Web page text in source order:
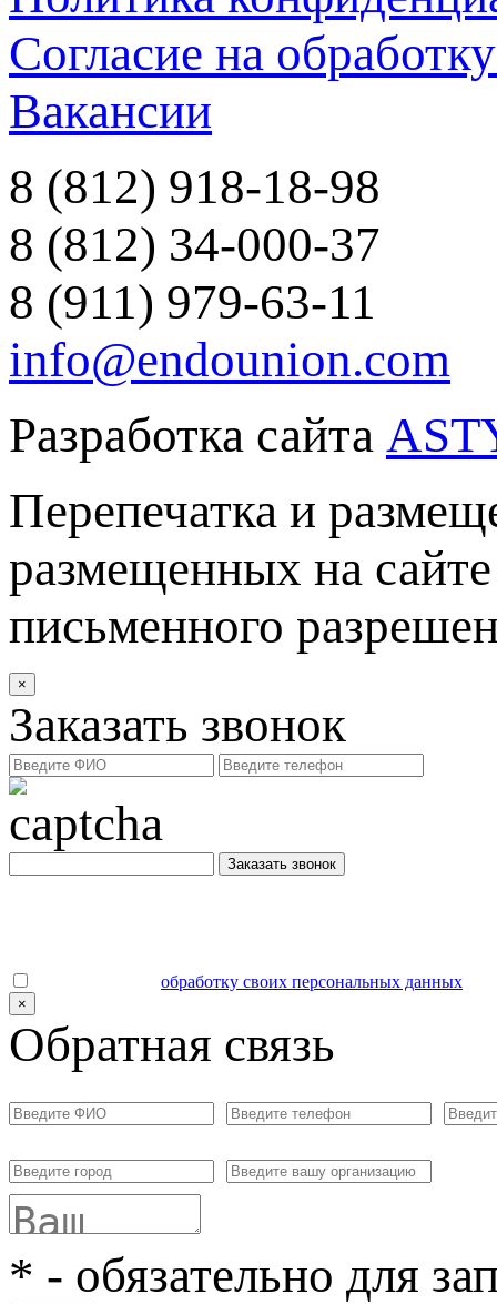
Согласие на
Вакансии
8 (812) 918-18-98
8 (812) 34-000-37
8 (911) 979-63-11
info@endounion.com
Разработка сайта
Перепечатка и
размещенных на
письменного
×
Заказать звонок
Заказать звонок
обработку своих персональных данных
×
Обратная связь
* - обязательно для